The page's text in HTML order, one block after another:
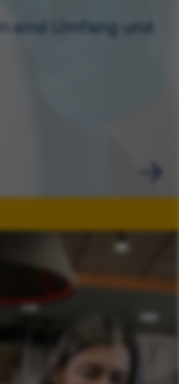
sind Umfang und